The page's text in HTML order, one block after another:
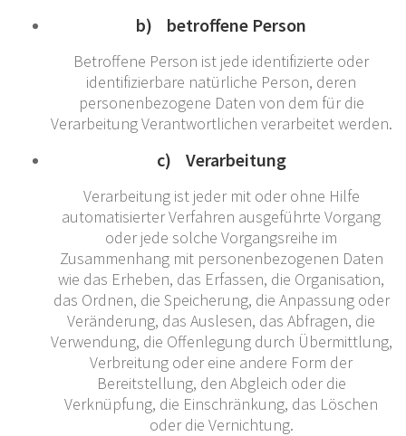
b) betroffene Person
Betroffene Person ist jede identifizierte oder
identifizierbare natürliche Person, deren
personenbezogene Daten von dem für die
Verarbeitung Verantwortlichen verarbeitet werden.
c) Verarbeitung
Verarbeitung ist jeder mit oder ohne Hilfe
automatisierter Verfahren ausgeführte Vorgang
oder jede solche Vorgangsreihe im
Zusammenhang mit personenbezogenen Daten
wie das Erheben, das Erfassen, die Organisation,
das Ordnen, die Speicherung, die Anpassung oder
Veränderung, das Auslesen, das Abfragen, die
Verwendung, die Offenlegung durch Übermittlung,
Verbreitung oder eine andere Form der
Bereitstellung, den Abgleich oder die
Verknüpfung, die Einschränkung, das Löschen
oder die Vernichtung.